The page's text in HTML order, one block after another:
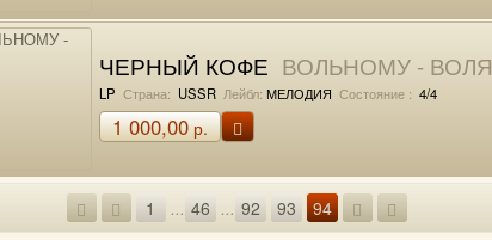
ЧЕРНЫЙ КОФЕ ВОЛЬНОМУ - ВОЛЯ
LP Страна: USSR Лейбл: МЕЛОДИЯ Состояние : 4/4
1 000,00р.
1 ... 46 ... 92 93 94